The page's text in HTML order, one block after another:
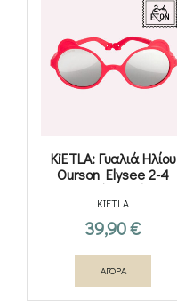
KiETLA: Γυαλιά Ηλίου
Ourson Elysee 2-4
ετών Red
KIETLA
39,90€
ΑΓΟΡΑ